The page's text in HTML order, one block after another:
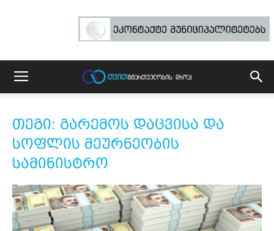
თეგი: გარემოს დაცვისა და
სოფლის მეურნეობის
სამინისტრო